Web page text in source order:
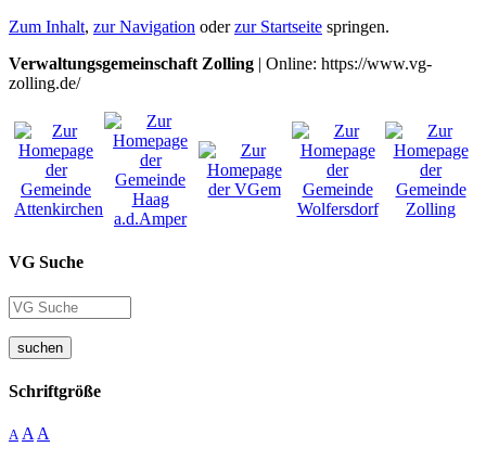
Zum Inhalt, zur Navigation oderzur Startseite springen.
Verwaltungsgemeinschaft Zolling | Online: https://www.vg-
zolling.de/
VG Suche
suchen
Schriftgröße
A A A